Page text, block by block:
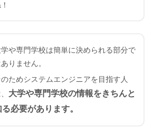
学や専門学校は簡単に決められる部分で
りません。
のためシステムエンジニアを目指す人
大学や専門学校の情報をきちんと
必要があります。